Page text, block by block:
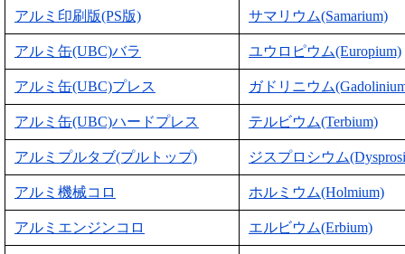
アルミ印刷版(PS版) サマリウム(Samarium)
アルミ缶(UBC)バラ ユウロピウム(Europium)
アルミ缶(UBC)プレス ガドリニウム
アルミ缶(UBC)ハードプレス テルビウム(Terbium)
アルミプルタブ(プルトップ) ジスプロシウム
アルミ機械コロ ホルミウム(Holmium)
アルミエンジンコロ エルビウム(Erbium)